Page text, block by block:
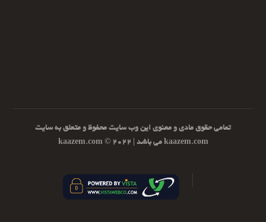
تمامی حقوق مادی و معنوی این وب سایت محفوظ و متعلق به سایت
kaazem.com می باشد | ۲۰۲۲ © kaazem.com